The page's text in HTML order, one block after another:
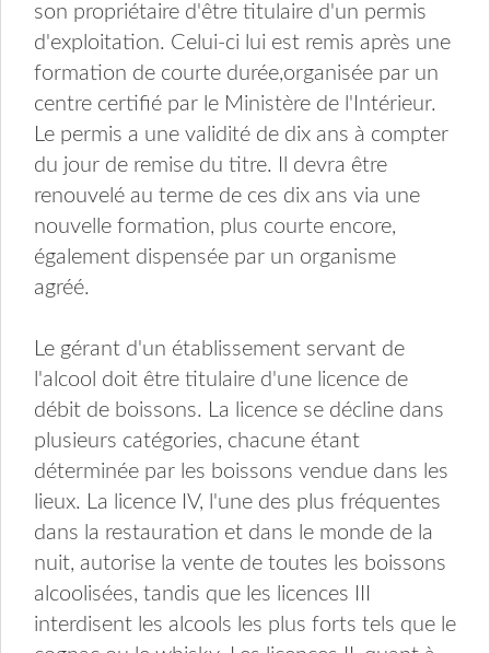
son propriétaire d'être titulaire d'un permis
d'exploitation. Celui-ci lui est remis après une
formation de courte durée,organisée par un
centre certifié par le Ministère de l'Intérieur.
Le permis a une validité de dix ans à compter
du jour de remise du titre. Il devra être
renouvelé au terme de ces dix ans via une
nouvelle formation, plus courte encore,
également dispensée par un organisme
agréé.
Le gérant d'un établissement servant de
l'alcool doit être titulaire d'une licence de
débit de boissons. La licence se décline dans
plusieurs catégories, chacune étant
déterminée par les boissons vendue dans les
lieux. La licence IV, l'une des plus fréquentes
dans la restauration et dans le monde de la
nuit, autorise la vente de toutes les boissons
alcoolisées, tandis que les licences III
interdisent les alcools les plus forts tels que le